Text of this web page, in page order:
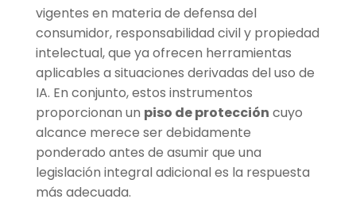
vigentes en materia de defensa del
consumidor, responsabilidad civil y propiedad
intelectual, que ya ofrecen herramientas
aplicables a situaciones derivadas del uso de
IA. En conjunto, estos instrumentos
proporcionan un piso de protección cuyo
alcance merece ser debidamente
ponderado antes de asumir que una
legislación integral adicional es la respuesta
más adecuada.